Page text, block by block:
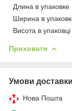
Длина в упаковке
Ширина в
Висота в упаковці
Приховати
Умови доставки
Нова Пошта